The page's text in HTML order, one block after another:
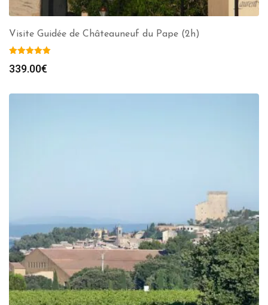
Visite Guidée de Châteauneuf du Pape (2h)
339.00€